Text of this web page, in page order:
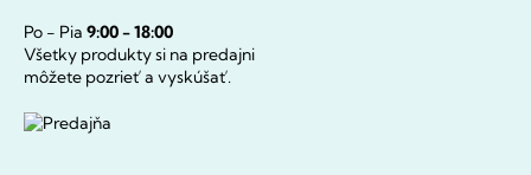
Po - Pia 9:00 - 18:00
Všetky produkty si na predajni
môžete pozrieť a vyskúšať.